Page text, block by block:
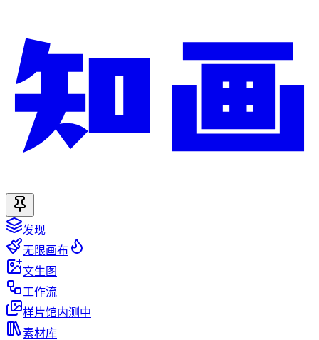
发现
无限画布
文生图
工作流
样片馆内测中
素材库